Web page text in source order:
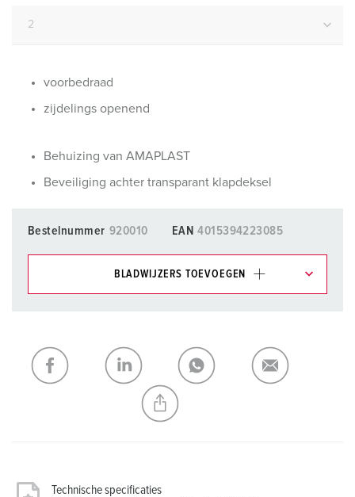
voorbedraad
zijdelings openend
Behuizing van AMAPLAST
Beveiliging achter transparant klapdeksel
Bestelnummer 920010 EAN 4015394223085
BLADWIJZERS TOEVOEGEN
Mijn lijst TOEVOEGEN
NIEUW LIJST MAKEN
Technische specificaties